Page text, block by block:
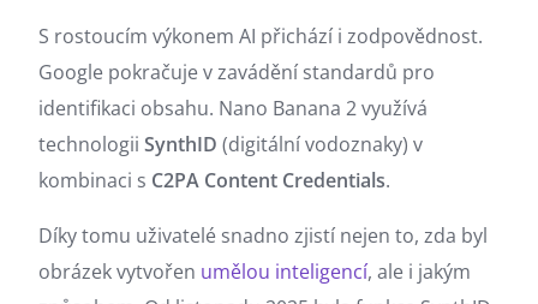
S rostoucím výkonem AI přichází i zodpovědnost.
Google pokračuje v zavádění standardů pro
identifikaci obsahu. Nano Banana 2 využívá
technologii SynthID (digitální vodoznaky) v
kombinaci s C2PA Content Credentials.
Díky tomu uživatelé snadno zjistí nejen to, zda byl
obrázek vytvořen umělou inteligencí, ale i jakým